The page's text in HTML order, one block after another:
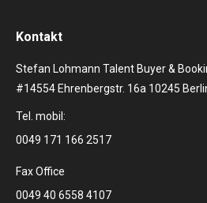
Kontakt
Stefan Lohmann Talent Buyer &
#14554 Ehrenbergstr. 16a 10245
Tel. mobil:
0049 171 166 2517
Fax Office
0049 40 6558 4107